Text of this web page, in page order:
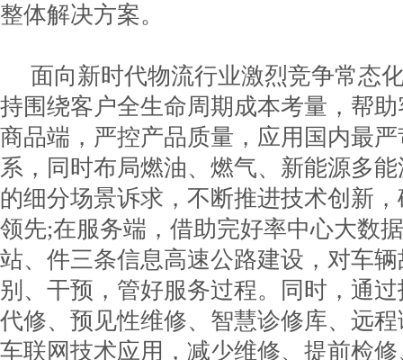
整体解决方案。
面向新时代物流行业激烈竞争常态
持围绕客户全生命周期成本考量，帮
商品端，严控产品质量，应用国内最
系，同时布局燃油、燃气、新能源多
的细分场景诉求，不断推进技术创新
领先;在服务端，借助完好率中心大数
站、件三条信息高速公路建设，对车
别、干预，管好服务过程。同时，通
代修、预见性维修、智慧诊修库、远
车联网技术应用，减少维修、提前检